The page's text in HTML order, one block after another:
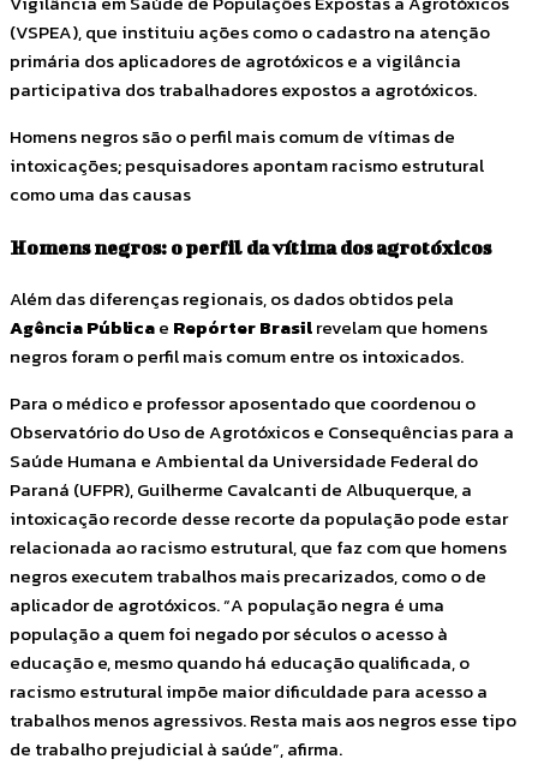
(VSPEA), que instituiu ações como o cadastro na atenção
primária dos aplicadores de agrotóxicos e a vigilância
participativa dos trabalhadores expostos a agrotóxicos.
Homens negros são o perfil mais comum de vítimas de
intoxicações; pesquisadores apontam racismo estrutural
como uma das causas
Homens negros: o perfil da vítima dos agrotóxicos
Além das diferenças regionais, os dados obtidos pela
Agência Públicae Repórter Brasilrevelam que homens
negros foram o perfil mais comum entre os intoxicados.
Para o médico e professor aposentado que coordenou o
Observatório do Uso de Agrotóxicos e Consequências para a
Saúde Humana e Ambiental da Universidade Federal do
Paraná (UFPR), Guilherme Cavalcanti de Albuquerque, a
intoxicação recorde desse recorte da população pode estar
relacionada ao racismo estrutural, que faz com que homens
negros executem trabalhos mais precarizados, como o de
aplicador de agrotóxicos. “A população negra é uma
população a quem foi negado por séculos o acesso à
educação e, mesmo quando há educação qualificada, o
racismo estrutural impõe maior dificuldade para acesso a
trabalhos menos agressivos. Resta mais aos negros esse tipo
de trabalho prejudicial à saúde”, afirma.